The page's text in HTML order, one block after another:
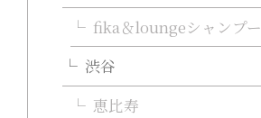
fika＆loungeシャンプー
渋谷
恵比寿